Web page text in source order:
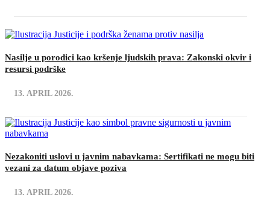
Nasilje u porodici kao kršenje ljudskih prava: Zakonski okvir i
resursi podrške
13. APRIL 2026.
Nezakoniti uslovi u javnim nabavkama: Sertifikati ne mogu biti
vezani za datum objave poziva
13. APRIL 2026.